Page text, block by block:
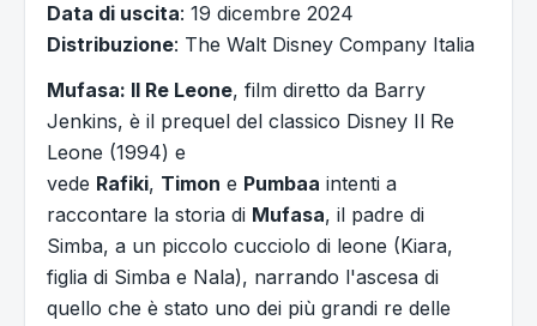
Data di uscita: 19 dicembre 2024
Distribuzione: The Walt Disney Company Italia
Mufasa: Il Re Leone, film diretto da Barry
Jenkins, è il prequel del classico Disney Il Re
Leone (1994) e
vede Rafiki, Timon e Pumbaa intenti a
raccontare la storia di Mufasa, il padre di
Simba, a un piccolo cucciolo di leone (Kiara,
figlia di Simba e Nala), narrando l'ascesa di
quello che è stato uno dei più grandi re delle